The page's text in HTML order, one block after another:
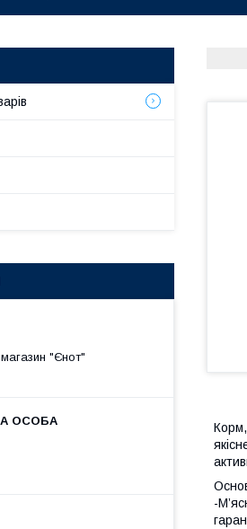
-
магазин "Єнот"